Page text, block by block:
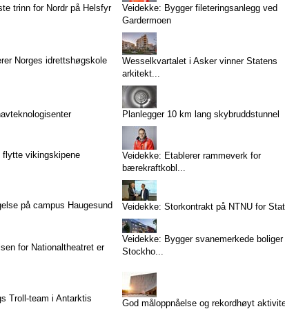
trinn for Nordr på Helsfyr
Veidekke: Bygger fileteringsanlegg ved
Gardermoen
Norges idrettshøgskole
Wesselkvartalet i Asker vinner Statens
arkitekt...
Planlegger 10 km lang skybruddstunnel
vikingskipene
Veidekke: Etablerer rammeverk for
bærekraftkobl...
på campus Haugesund Veidekke: Storkontrakt på NTNU for
for Nationaltheatret er
Veidekke: Bygger svanemerkede boliger
Stockho...
Troll-team i Antarktis God måloppnåelse og rekordhøyt